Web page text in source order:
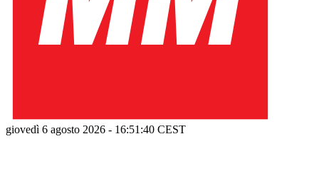
giovedì 6 agosto 2026 - 16:51:40 CEST